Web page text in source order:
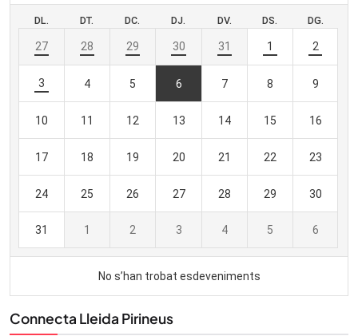
Connecta Lleida Pirineus